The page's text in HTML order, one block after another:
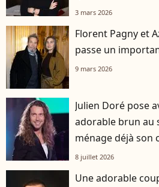
3 mars 2026
Florent Pagny et
passe un
9 mars 2026
Julien Doré pose
adorable brun au
ménage déjà son
8 juillet 2026
Une adorable